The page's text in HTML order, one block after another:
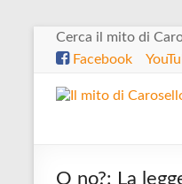
SaltaCerca il mito di
Facebook
Il
O no?: La